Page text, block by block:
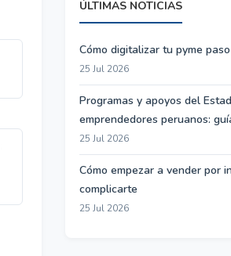
ÚLTIMAS NOTICIAS
Cómo digitalizar tu pyme
25 Jul 2026
Programas y apoyos del
emprendedores peruanos:
25 Jul 2026
Cómo empezar a vender por
complicarte
25 Jul 2026